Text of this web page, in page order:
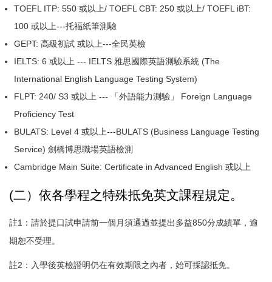
TOEFL ITP: 550 或以上/ TOEFL CBT: 250 或以上/ TOEFL iBT:
100 或以上---托福紙筆測驗
GEPT: 高級初試 或以上---全民英檢
IELTS: 6 或以上 --- IELTS 雅思國際英語測驗系統 (The
International English Language Testing System)
FLPT: 240/ S3 或以上 --- 「外語能力測驗」 Foreign Language
Proficiency Test
BULATS: Level 4 或以上---BULATS (Business Language Testing
Service) 劍橋博思職場英語檢測
Cambridge Main Suite: Certificate in Advanced English 或以上
(二）依各學程之特殊抵免英文課程規定。
註1：請於提口試申請前一個月須通過並提出多益850分成績單，逾
期恕不受理。
註2：入學後英檢證明仍在有效期限之內者，始可採認抵免。